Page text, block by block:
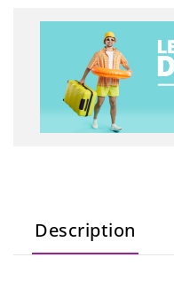
Description